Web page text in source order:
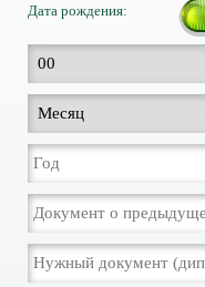
Дата рождения: